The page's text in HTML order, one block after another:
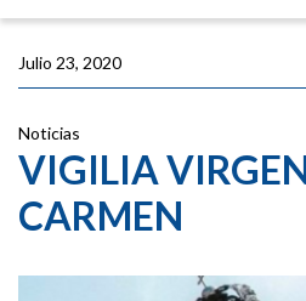
Julio 23, 2020
Noticias
VIGILIA
CARMEN